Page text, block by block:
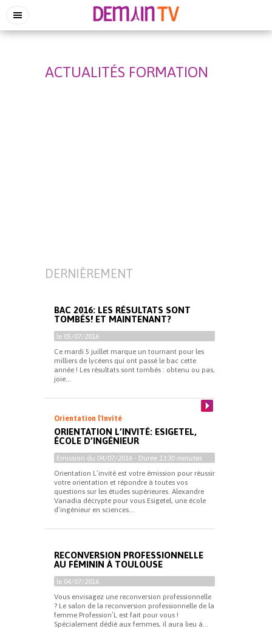
ACTUALITÉS FORMATION
DERNIÈREMENT
BAC 2016: LES RÉSULTATS SONT
TOMBÉS! ET MAINTENANT?
le 05/07/2016
Ce mardi 5 juillet marque un tournant pour les
milliers de lycéens qui ont passé le bac cette
année ! Les résultats sont tombés : obtenu ou pas,
joie...
Orientation l'Invité
ORIENTATION L’INVITÉ: ESIGETEL,
ÉCOLE D’INGÉNIEUR
Emission du 04/07/2016 - Durée 13:30 minutes
Orientation L’invité est votre émission pour réussir
votre orientation et répondre à toutes vos
questions sur les études supérieures. Alexandre
Vanadia décrypte pour vous Esigetel, une école
d’ingénieur en sciences...
RECONVERSION PROFESSIONNELLE
AU FÉMININ À TOULOUSE
le 04/07/2016
Vous envisagez une reconversion professionnelle
? Le salon de la reconversion professionnelle de la
femme Profession’L est fait pour vous !
Spécialement dédié aux femmes, il aura lieu à...